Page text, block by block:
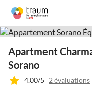
Apartment
Sorano
4.00/5 2 évaluations